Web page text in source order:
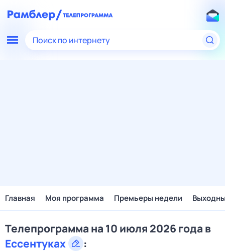
Поиск по интернету
Главная Моя программа Премьеры недели
Телепрограмма на 10 июля 2026 года в
Ессентуках
: